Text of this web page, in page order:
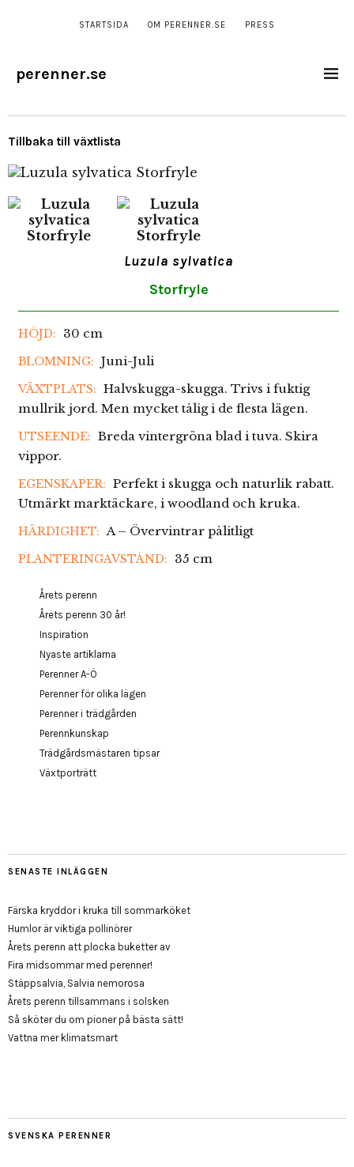
STARTSIDA OM PERENNER.SE PRESS
perenner.se
Tillbaka till växtlista
Luzula sylvatica
Storfryle
HÖJD: 30 cm
BLOMNING: Juni-Juli
VÄXTPLATS: Halvskugga-skugga. Trivs i fuktig
mullrik jord. Men mycket tålig i de flesta lägen.
UTSEENDE: Breda vintergröna blad i tuva. Skira
vippor.
EGENSKAPER: Perfekt i skugga och naturlik rabatt.
Utmärkt marktäckare, i woodland och kruka.
HÄRDIGHET: A – Övervintrar pålitligt
PLANTERINGAVSTÅND: 35 cm
Årets perenn
Årets perenn 30 år!
Inspiration
Nyaste artiklarna
Perenner A-Ö
Perenner för olika lägen
Perenner i trädgården
Perennkunskap
Trädgårdsmästaren tipsar
Växtporträtt
SENASTE INLÄGGEN
Färska kryddor i kruka till sommarköket
Humlor är viktiga pollinörer
Årets perenn att plocka buketter av
Fira midsommar med perenner!
Stäppsalvia, Salvia nemorosa
Årets perenn tillsammans i solsken
Så sköter du om pioner på bästa sätt!
Vattna mer klimatsmart
SVENSKA PERENNER